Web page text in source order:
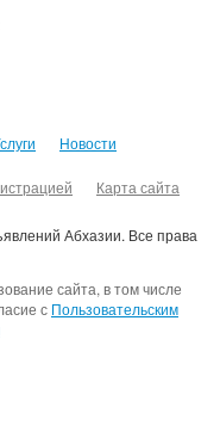
Новости
Карта сайта
Абхазии. Все права
сайта, в том числе
с Пользовательским